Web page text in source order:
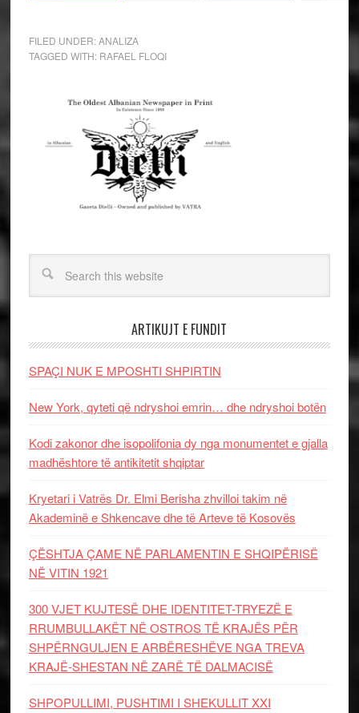
FILED UNDER:ANALIZA
TAGGED WITH: RAFAEL FLOQI
ARTIKUJT E FUNDIT
SPAÇI NUK E MPOSHTI SHPIRTIN
New York, qyteti që ndryshoi emrin… dhe ndryshoi botën
Kodi zakonor dhe isopolifonia dy nga monumentet e gjalla
madhështore të antikitetit shqiptar
Kryetari i Vatrës Dr. Elmi Berisha zhvilloi takim në
Akademinë e Shkencave dhe të Arteve të Kosovës
ÇËSHTJA ÇAME NË PARLAMENTIN E SHQIPËRISË
NË VITIN 1921
300 VJET KUJTESË DHE IDENTITET-TRYEZË E
RRUMBULLAKËT NË OSTROS TË KRAJËS PËR
SHPËRNGULJEN E ARBËRESHËVE NGA TREVA
KRAJË-SHESTAN NË ZARË TË DALMACISË
SHPOPULLIMI, PUSHTIMI I SHEKULLIT XXI